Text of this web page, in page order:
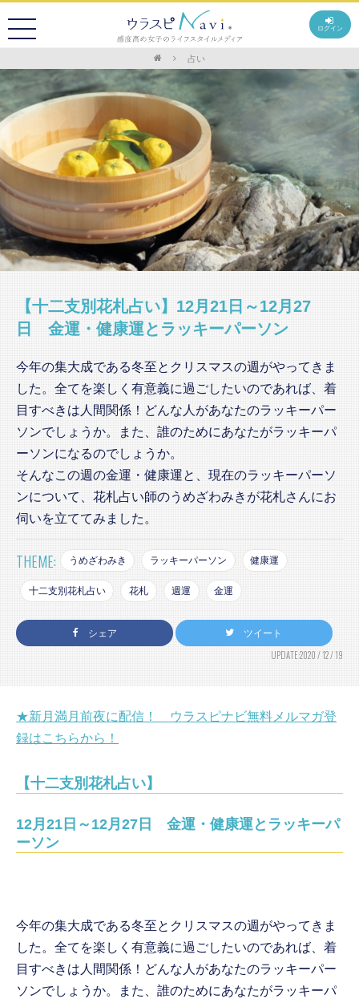
ログイン
占い
【十二支別花札占い】12月21日～12月27
日 金運・健康運とラッキーパーソン
今年の集大成である冬至とクリスマスの週がやってきま
した。全てを楽しく有意義に過ごしたいのであれば、着
目すべきは人間関係！どんな人があなたのラッキーパー
ソンでしょうか。また、誰のためにあなたがラッキーパ
ーソンになるのでしょうか。
そんなこの週の金運・健康運と、現在のラッキーパーソ
ンについて、花札占い師のうめざわみきが花札さんにお
伺いを立ててみました。
THEME: うめざわみき ラッキーパーソン 健康運
十二支別花札占い 花札 週運 金運
シェア ツイート
UPDATE:2020 / 12 / 19
★新月満月前夜に配信！ ウラスピナビ無料メルマガ登
録はこちらから！
【十二支別花札占い】
12月21日～12月27日 金運・健康運とラッキーパ
ーソン
今年の集大成である冬至とクリスマスの週がやってきま
した。全てを楽しく有意義に過ごしたいのであれば、着
目すべきは人間関係！どんな人があなたのラッキーパー
ソンでしょうか。また、誰のためにあなたがラッキーパ